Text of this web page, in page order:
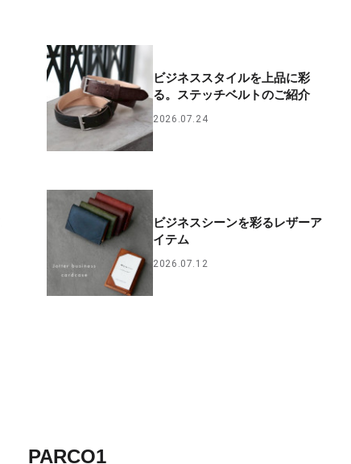
ビジネススタイルを上品に彩
る。ステッチベルトのご紹介
2026.07.24
ビジネスシーンを彩るレザーア
イテム
2026.07.12
PARCO1